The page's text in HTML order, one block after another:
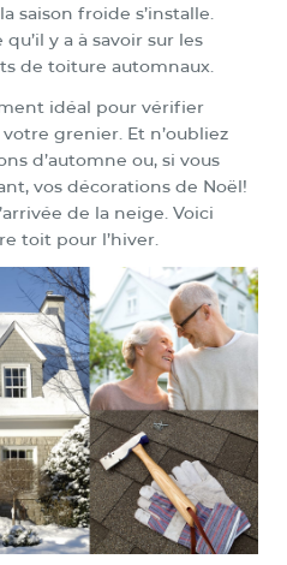
saison froide s’installe.
y a à savoir sur les
de toiture automnaux.
idéal pour vérifier
grenier. Et n’oubliez
d’automne ou, si vous
vos décorations de Noël!
de la neige. Voici
toit pour l’hiver.